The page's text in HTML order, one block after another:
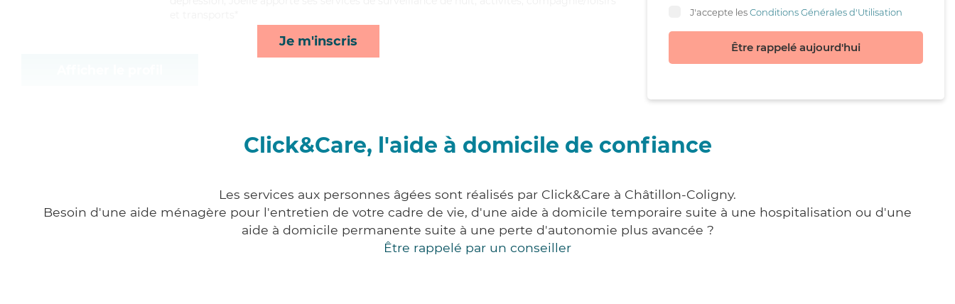
Je m'inscris
J'accepte lesConditions Générales d'Utilisation
Être rappelé aujourd'hui
Click&Care, l'aide à domicile de confiance
Les services aux personnes âgées sont réalisés par Click&Care à Châtillon-Coligny.
Besoin d'une aide ménagère pour l'entretien de votre cadre de vie, d'une aide à domicile temporaire suite à une hospitalisation ou d'une
aide à domicile permanente suite à une perte d'autonomie plus avancée ?
Être rappelé par un conseiller